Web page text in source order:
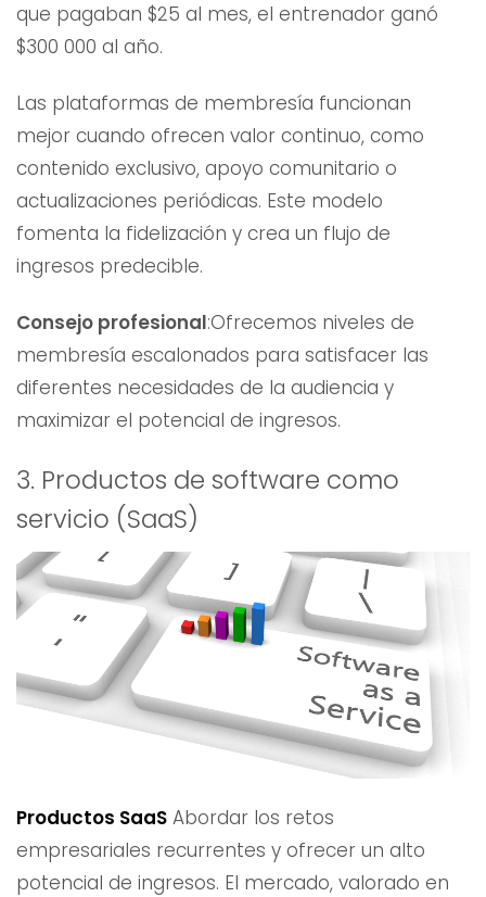
que pagaban $25 al mes, el entrenador ganó
$300 000 al año.
Las plataformas de membresía funcionan
mejor cuando ofrecen valor continuo, como
contenido exclusivo, apoyo comunitario o
actualizaciones periódicas. Este modelo
fomenta la fidelización y crea un flujo de
ingresos predecible.
Consejo profesional:Ofrecemos niveles de
membresía escalonados para satisfacer las
diferentes necesidades de la audiencia y
maximizar el potencial de ingresos.
3. Productos de software como
servicio (SaaS)
Productos SaaS Abordar los retos
empresariales recurrentes y ofrecer un alto
potencial de ingresos. El mercado, valorado en